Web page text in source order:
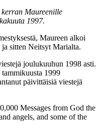
Maureenille
1997.
Maureen alkoi
ja sitten Neitsyt Marialta.
joulukuuhun 1998 asti.
tammikuusta 1999
päivittäisiä viestejä
Messages from God the
angels, and some of the